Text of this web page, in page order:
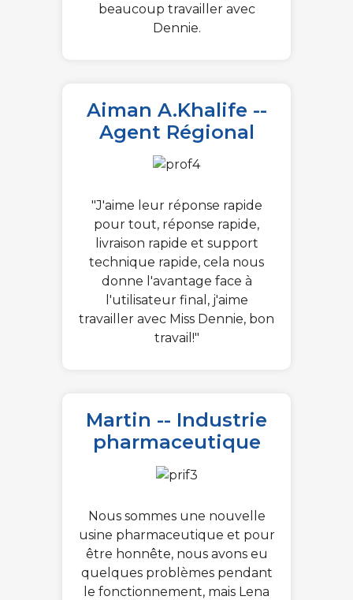
beaucoup travailler avec
Dennie.
Aiman A.Khalife --
Agent Régional
"J'aime leur réponse rapide
pour tout, réponse rapide,
livraison rapide et support
technique rapide, cela nous
donne l'avantage face à
l'utilisateur final, j'aime
travailler avec Miss Dennie, bon
travail!"
Martin -- Industrie
pharmaceutique
Nous sommes une nouvelle
usine pharmaceutique et pour
être honnête, nous avons eu
quelques problèmes pendant
le fonctionnement, mais Lena